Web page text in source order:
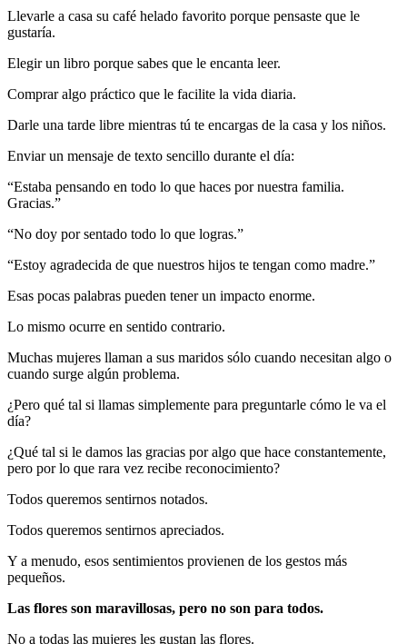
Llevarle a casa su café helado favorito porque pensaste que le
gustaría.
Elegir un libro porque sabes que le encanta leer.
Comprar algo práctico que le facilite la vida diaria.
Darle una tarde libre mientras tú te encargas de la casa y los niños.
Enviar un mensaje de texto sencillo durante el día:
“Estaba pensando en todo lo que haces por nuestra familia.
Gracias.”
“No doy por sentado todo lo que logras.”
“Estoy agradecida de que nuestros hijos te tengan como madre.”
Esas pocas palabras pueden tener un impacto enorme.
Lo mismo ocurre en sentido contrario.
Muchas mujeres llaman a sus maridos sólo cuando necesitan algo o
cuando surge algún problema.
¿Pero qué tal si llamas simplemente para preguntarle cómo le va el
día?
¿Qué tal si le damos las gracias por algo que hace constantemente,
pero por lo que rara vez recibe reconocimiento?
Todos queremos sentirnos notados.
Todos queremos sentirnos apreciados.
Y a menudo, esos sentimientos provienen de los gestos más
pequeños.
Las flores son maravillosas, pero no son para todos.
No a todas las mujeres les gustan las flores.